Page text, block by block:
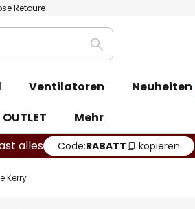
Retoure
Suche
Ventilatoren Neuheiten
OUTLET
Mehr
alles Code:RABATT kopieren
Kerry